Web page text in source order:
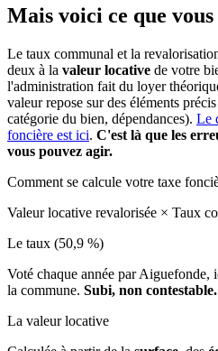
Mais voici ce que vous
Le taux communal et la
deux à la valeur locative de votre
l'administration fait du loyer
valeur repose sur des éléments
catégorie du bien, dépendances). Le
foncière est ici. C'est là que les
vous pouvez agir.
Comment se calcule votre taxe
Valeur locative revalorisée × Taux
Le taux (50,9 %)
Voté chaque année par Aiguefonde,
la commune. Subi, non contestable.
La valeur locative